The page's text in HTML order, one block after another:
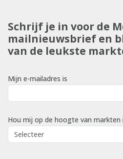
Schrijf je in voor de
mailnieuwsbrief en
van de leukste
Mijn e-mailadres is
Hou mij op de hoogte van markten